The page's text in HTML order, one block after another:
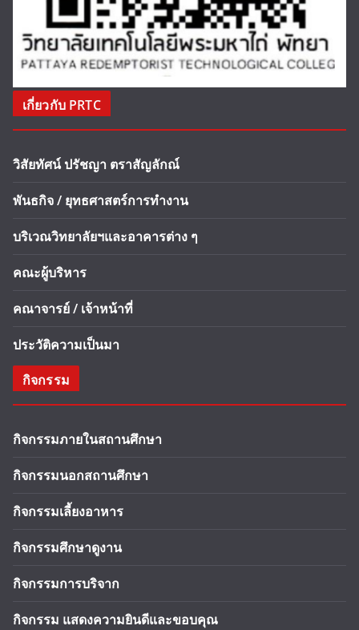
เกี่ยวกับ PRTC
วิสัยทัศน์ ปรัชญา ตราสัญลักณ์
พันธกิจ / ยุทธศาสตร์การทำงาน
บริเวณวิทยาลัยฯและอาคารต่าง ๆ
คณะผู้บริหาร
คณาจารย์ / เจ้าหน้าที่
ประวัติความเป็นมา
กิจกรรม
กิจกรรมภายในสถานศึกษา
กิจกรรมนอกสถานศึกษา
กิจกรรมเลี้ยงอาหาร
กิจกรรมศึกษาดูงาน
กิจกรรมการบริจาก
กิจกรรม แสดงความยินดีและขอบคุณ